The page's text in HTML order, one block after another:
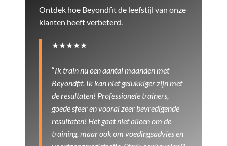
Ontdek hoe Beyondfit de leefstijl van onze
klanten heeft verbeterd.
★★★★★
“Ik train nu een aantal maanden met
Beyondfit. Ik kan niet gelukkiger zijn met
de resultaten! Professionele trainers,
goede sfeer en vooral zeer bevredigende
resultaten! Het gaat niet alleen om de
training, maar ook om voedingsadvies en